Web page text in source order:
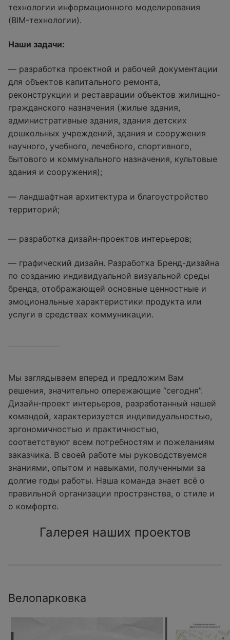
технологии информационного моделирования
(BIM-технологии).
Наши задачи:
— разработка проектной и рабочей документации
для объектов капитального ремонта,
реконструкции и реставрации объектов жилищно-
гражданского назначения (жилые здания,
административные здания, здания детских
дошкольных учреждений, здания и сооружения
научного, учебного, лечебного, спортивного,
бытового и коммунального назначения, культовые
здания и сооружения);
— ландшафтная архитектура и благоустройство
территорий;
— разработка дизайн-проектов интерьеров;
— графический дизайн. Разработка Бренд-дизайна
по созданию индивидуальной визуальной среды
бренда, отображающей основные ценностные и
эмоциональные характеристики продукта или
услуги в средствах коммуникации.
Мы заглядываем вперед и предложим Вам
решения, значительно опережающие “сегодня”.
Дизайн-проект интерьеров, разработанный нашей
командой, характеризуется индивидуальностью,
эргономичностью и практичностью,
соответствуют всем потребностям и пожеланиям
заказчика. В своей работе мы руководствуемся
знаниями, опытом и навыками, полученными за
долгие годы работы. Наша команда знает всё о
правильной организации пространства, о стиле и
о комфорте.
Галерея наших проектов
Велопарковка